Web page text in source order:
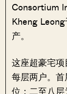
Consortium
Kheng
产。
这座超豪宅项
每层两户。
位；二至八